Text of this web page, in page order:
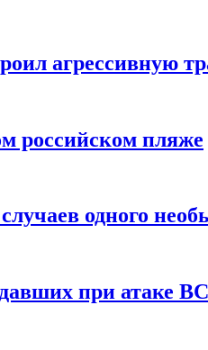
агрессивную
российском пляже
одного
при атаке